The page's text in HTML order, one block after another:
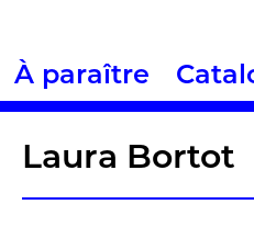
À paraître
Laura Bortot